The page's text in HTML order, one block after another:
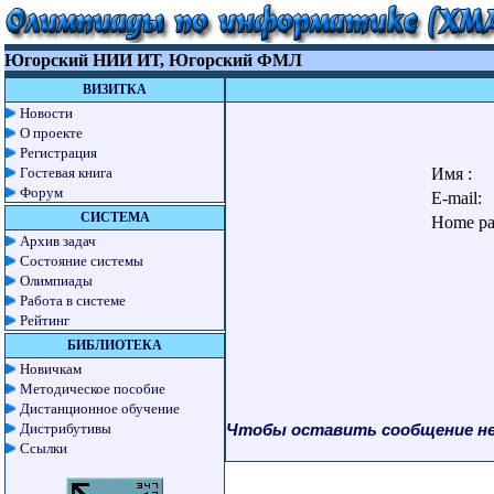
Югорский НИИ ИТ, Югорский ФМЛ
ВИЗИТКА
Новости
О проекте
Регистрация
Гостевая книга
Форум
СИСТЕМА
Архив задач
Состояние системы
Олимпиады
Работа в системе
Рейтинг
БИБЛИОТЕКА
Новичкам
Методическое пособие
Дистанционное обучение
Дистрибутивы
Ссылки
Имя :
E-mail:
Home
Чтобы оставить сообщение